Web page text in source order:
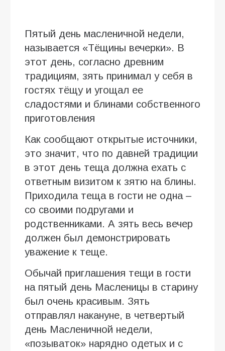
Пятый день масленичной недели,
называется «Тёщины вечерки». В
этот день, согласно древним
традициям, зять принимал у себя в
гостях тёщу и угощал ее
сладостями и блинами собственного
приготовления
Как сообщают открытые источники,
это значит, что по давней традиции
в этот день теща должна ехать с
ответным визитом к зятю на блины.
Приходила теща в гости не одна –
со своими подругами и
родственниками. А зять весь вечер
должен был демонстрировать
уважение к теще.
Обычай приглашения тещи в гости
на пятый день Масленицы в старину
был очень красивым. Зять
отправлял накануне, в четвертый
день Масленичной недели,
«позываток» нарядно одетых и с